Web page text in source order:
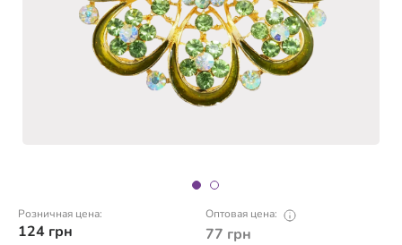
Розничная цена:
124 грн
Оптовая цена:
77 грн